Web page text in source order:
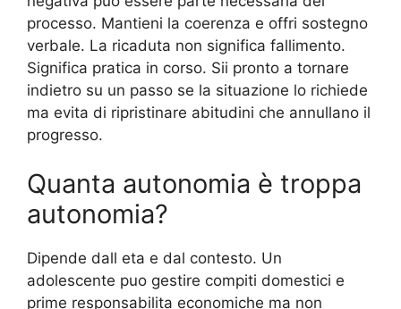
processo. Mantieni la coerenza e offri sostegno
verbale. La ricaduta non significa fallimento.
Significa pratica in corso. Sii pronto a tornare
indietro su un passo se la situazione lo richiede
ma evita di ripristinare abitudini che annullano il
progresso.
Quanta autonomia è troppa
autonomia?
Dipende dall eta e dal contesto. Un
adolescente puo gestire compiti domestici e
prime responsabilita economiche ma non